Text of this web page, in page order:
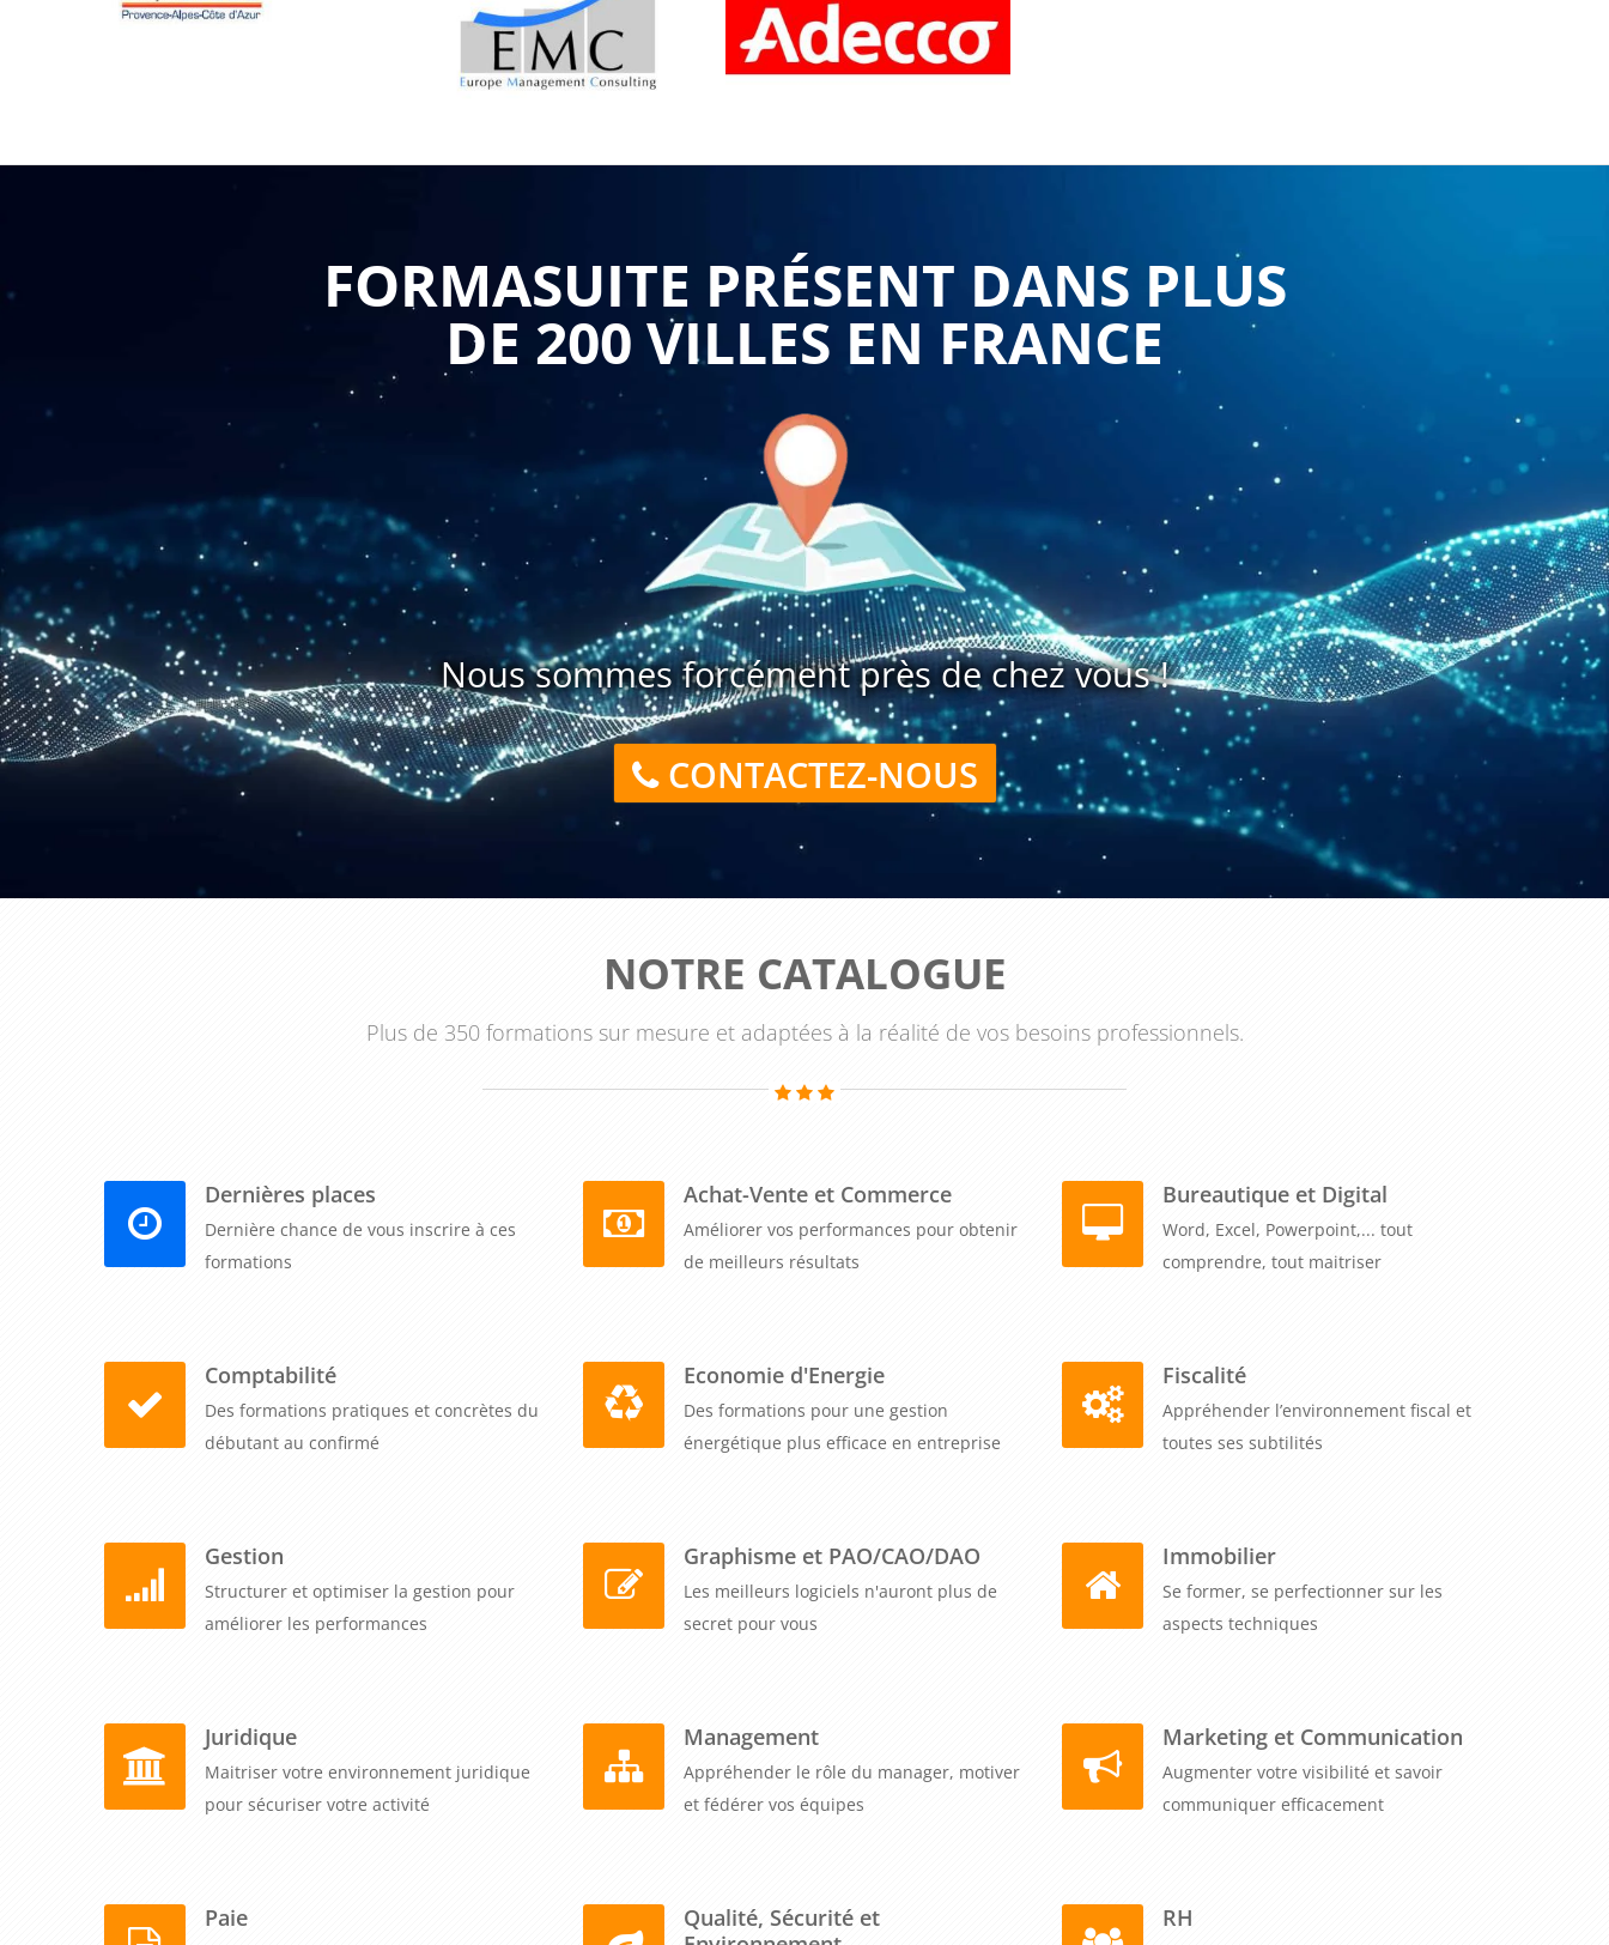
FORMASUITE PRÉSENT DANS PLUS
DE 200 VILLES EN FRANCE
Nous sommes forcément près de chez vous !
CONTACTEZ-NOUS
NOTRE CATALOGUE
Plus de 350 formations sur mesure et adaptées à la réalité de vos besoins professionnels.
Dernières places
Dernière chance de vous inscrire à ces
formations
Achat-Vente et Commerce
Améliorer vos performances pour obtenir
de meilleurs résultats
Bureautique et Digital
Word, Excel, Powerpoint,... tout
comprendre, tout maitriser
Comptabilité
Des formations pratiques et concrètes du
débutant au confirmé
Economie d'Energie
Des formations pour une gestion
énergétique plus efficace en entreprise
Fiscalité
Appréhender l’environnement fiscal et
toutes ses subtilités
Gestion
Structurer et optimiser la gestion pour
améliorer les performances
Graphisme et PAO/CAO/DAO
Les meilleurs logiciels n'auront plus de
secret pour vous
Immobilier
Se former, se perfectionner sur les
aspects techniques
Juridique
Maitriser votre environnement juridique
pour sécuriser votre activité
Management
Appréhender le rôle du manager, motiver
et fédérer vos équipes
Marketing et Communication
Augmenter votre visibilité et savoir
communiquer efficacement
Paie
Qualité, Sécurité et
RH